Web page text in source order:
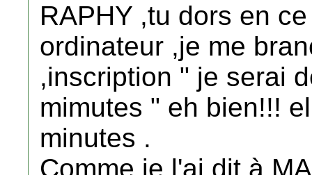
RAPHY ,tu dors en
ordinateur ,je me
,inscription " je serai
mimutes " eh bien!!!
minutes .
Comme je l'ai dit à